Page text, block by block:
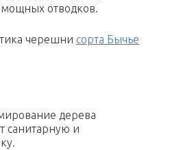
мощных отводков.
черешни сорта Бычье
дерева
санитарную и